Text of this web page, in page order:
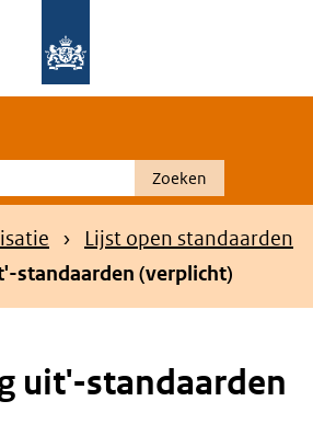
Zoeken
Lijst open standaarden
standaarden (verplicht)
uit'-standaarden